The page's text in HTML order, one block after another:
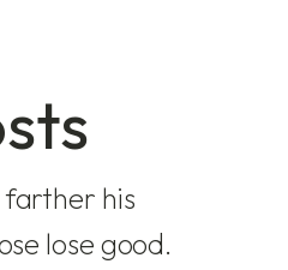
his
lose good.